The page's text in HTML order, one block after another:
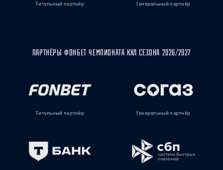
Титульный партнёр Генеральный партнёр
ПАРТНЁРЫ ФОНБЕТ ЧЕМПИОНАТА КХЛ СЕЗОНА 2026/2027
Титульный партнёр Генеральный партнёр